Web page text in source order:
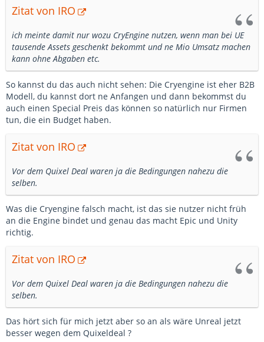
Zitat von IRO
ich meinte damit nur wozu CryEngine nutzen, wenn man bei UE
tausende Assets geschenkt bekommt und ne Mio Umsatz machen
kann ohne Abgaben etc.
So kannst du das auch nicht sehen: Die Cryengine ist eher B2B
Modell, du kannst dort ne Anfangen und dann bekommst du
auch einen Special Preis das können so natürlich nur Firmen
tun, die ein Budget haben.
Zitat von IRO
Vor dem Quixel Deal waren ja die Bedingungen nahezu die
selben.
Was die Cryengine falsch macht, ist das sie nutzer nicht früh
an die Engine bindet und genau das macht Epic und Unity
richtig.
Zitat von IRO
Vor dem Quixel Deal waren ja die Bedingungen nahezu die
selben.
Das hört sich für mich jetzt aber so an als wäre Unreal jetzt
besser wegen dem Quixeldeal ?